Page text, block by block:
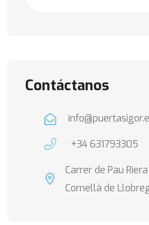
Contáctanos
+34 631793305
Carrer de Pau
Cornellà de